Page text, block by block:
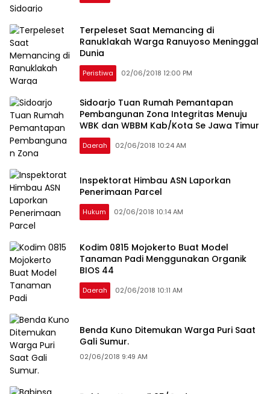
Terpeleset Saat Memancing di
Ranuklakah Warga Ranuyoso Meninggal
Dunia
Peristiwa 02/06/2018 12:00 PM
Sidoarjo Tuan Rumah Pemantapan
Pembangunan Zona Integritas Menuju
WBK dan WBBM Kab/Kota Se Jawa Timur
Daerah 02/06/2018 10:24 AM
Inspektorat Himbau ASN Laporkan
Penerimaan Parcel
Hukum 02/06/2018 10:14 AM
Kodim 0815 Mojokerto Buat Model
Tanaman Padi Menggunakan Organik
BIOS 44
Daerah 02/06/2018 10:11 AM
Benda Kuno Ditemukan Warga Puri Saat
Gali Sumur.
02/06/2018 9:49 AM